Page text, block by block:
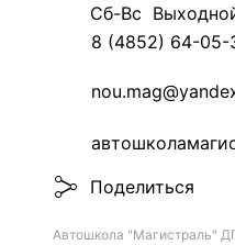
Сб-Вс
8 (4852) 64-05-
Поделиться
Автошкола "Магистраль"